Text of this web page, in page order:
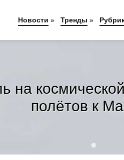
на
полётов к
Новости » Тренды »